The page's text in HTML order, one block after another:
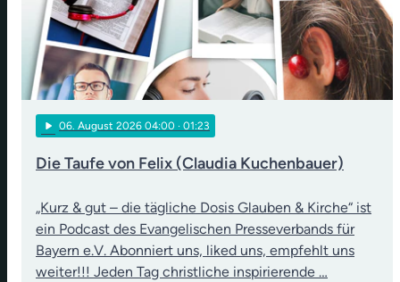
play_arrow 06. August 2026 04:00 · 01:23
Die Taufe von Felix (Claudia Kuchenbauer)
„Kurz & gut – die tägliche Dosis Glauben & Kirche“ ist
ein Podcast des Evangelischen Presseverbands für
Bayern e.V. Abonniert uns, liked uns, empfehlt uns
weiter!!! Jeden Tag christliche inspirierende …